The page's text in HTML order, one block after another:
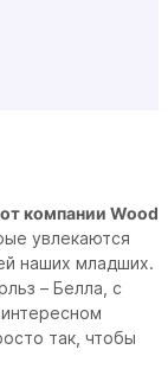
компании Wood
увлекаются
наших младших.
– Белла, с
так, чтобы